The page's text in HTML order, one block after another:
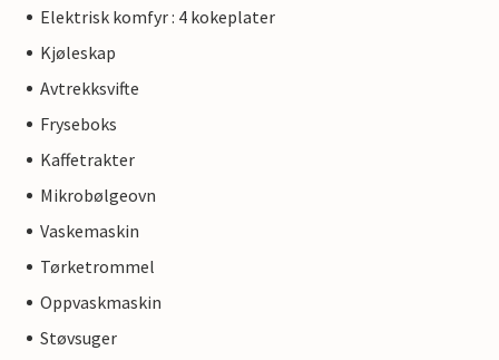
Elektrisk komfyr : 4 kokeplater
Kjøleskap
Avtrekksvifte
Fryseboks
Kaffetrakter
Mikrobølgeovn
Vaskemaskin
Tørketrommel
Oppvaskmaskin
Støvsuger